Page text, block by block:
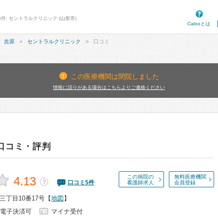
: セントラルクリニック (山形市)
Calooとは
吉原 セントラルクリニック 口コミ
この医療機関は閉院しました
情報に誤りがある場合はこちらよりご連絡ください
コミ・評判
この病院の
看護師求人
無料医療機関
会員登録
4.13 ？ 口コミ 5件
丁目10番17号 【地図 】
電子決済可
マイナ受付